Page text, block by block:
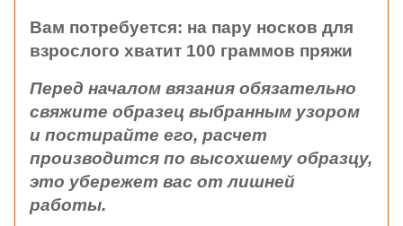
Вам потребуется: на пару носков для
взрослого хватит 100 граммов пряжи
Перед началом вязания обязательно
свяжите образец выбранным узором
и постирайте его, расчет
производится по высохшему образцу,
это убережет вас от лишней
работы.